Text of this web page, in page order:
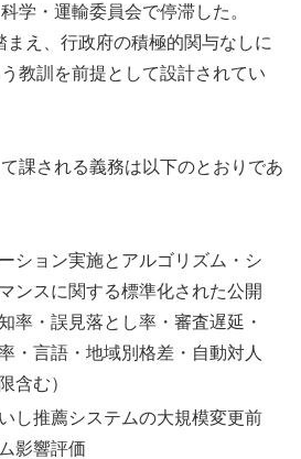
学・運輸委員会で停滞した。
まえ、行政府の積極的関与なしに
教訓を前提として設計されてい
課される義務は以下のとおりであ
ション実施とアルゴリズム・シ
ンスに関する標準化された公開
率・誤見落とし率・審査遅延・
・言語・地域別格差・自動対人
含む）
し推薦システムの大規模変更前
影響評価